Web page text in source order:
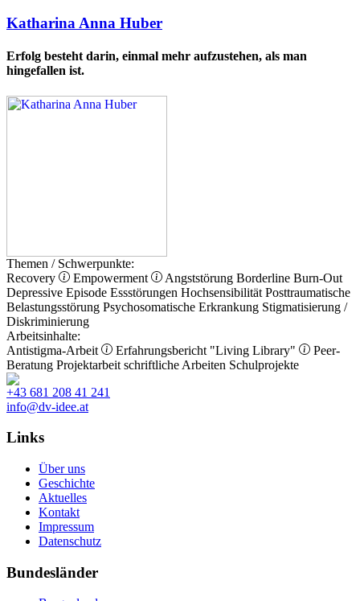
Katharina Anna Huber
Erfolg besteht darin, einmal mehr aufzustehen, als man
hingefallen ist.
Themen / Schwerpunkte:
Recovery
Empowerment Angststörung Borderline Burn-Out
Depressive Episode Essstörungen Hochsensibilität Posttraumatische
Belastungsstörung Psychosomatische Erkrankung Stigmatisierung /
Diskriminierung
Arbeitsinhalte:
Antistigma-Arbeit
Erfahrungsbericht "Living Library"
Peer-
Beratung Projektarbeit schriftliche Arbeiten Schulprojekte
+43 681 208 41 241
info@dv-idee.at
Links
Über uns
Geschichte
Aktuelles
Kontakt
Impressum
Datenschutz
Bundesländer